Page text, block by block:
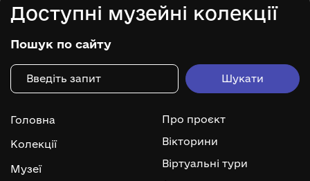
Доступні музейні колекції
Пошук по сайту
Головна
Колекції
Музеї
Про проєкт
Вікторини
Віртуальні тури